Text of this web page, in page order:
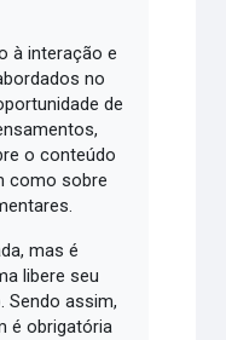
à interação e
no
de
o conteúdo
como sobre
mas é
libere seu
Sendo assim,
é obrigatória